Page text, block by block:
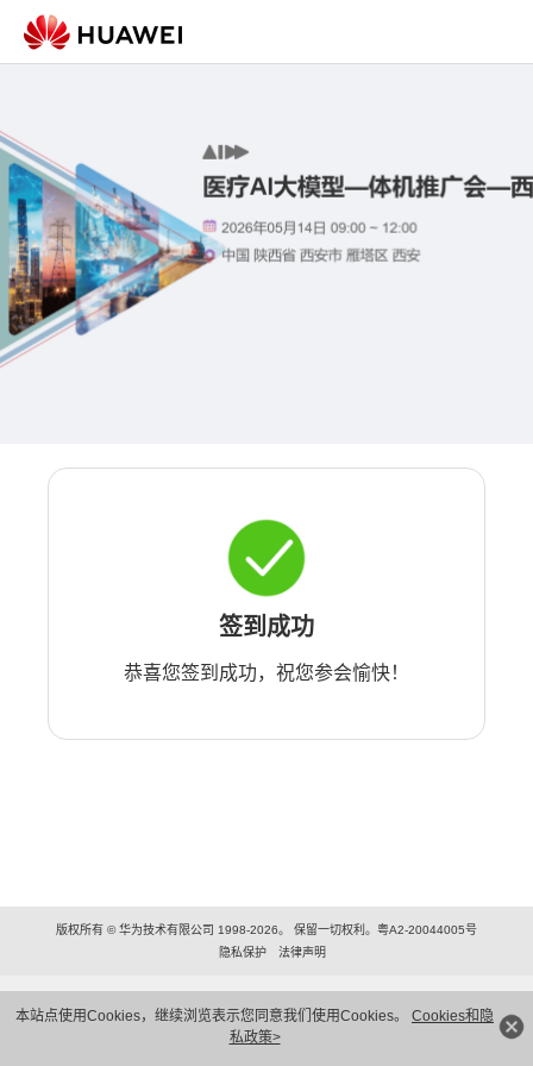
本站点使用Cookies，继续浏览表示您同意我们使用Cookies。 Cookies和隐
私政策>
签到成功
恭喜您签到成功，祝您参会愉快！
版权所有 © 华为技术有限公司 1998-2026。 保留一切权利。粤A2-20044005号
隐私保护
法律声明